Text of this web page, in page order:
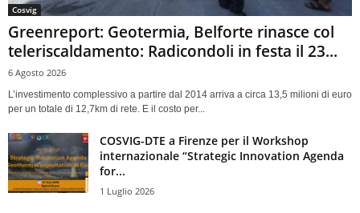
Cosvig
Greenreport: Geotermia, Belforte rinasce col
teleriscaldamento: Radicondoli in festa il 23...
6 Agosto 2026
L’investimento complessivo a partire dal 2014 arriva a circa 13,5 milioni di euro
per un totale di 12,7km di rete. E il costo per...
COSVIG-DTE a Firenze per il Workshop
internazionale “Strategic Innovation Agenda
for...
1 Luglio 2026